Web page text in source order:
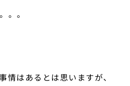
。。
情はあるとは思いますが、